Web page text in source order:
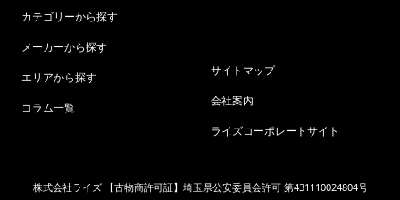
カテゴリーから探す
メーカーから探す
エリアから探す
コラム一覧
サイトマップ
会社案内
ライズコーポレートサイト
株式会社ライズ 【古物商許可証】埼玉県公安委員会許可 第431110024804号